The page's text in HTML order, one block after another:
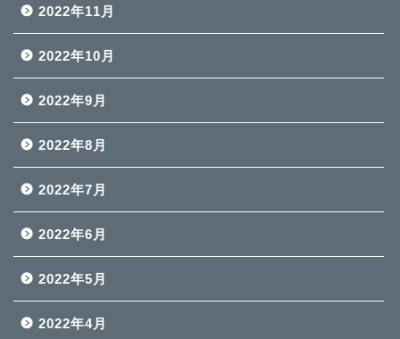
2022年11月
2022年10月
2022年9月
2022年8月
2022年7月
2022年6月
2022年5月
2022年4月